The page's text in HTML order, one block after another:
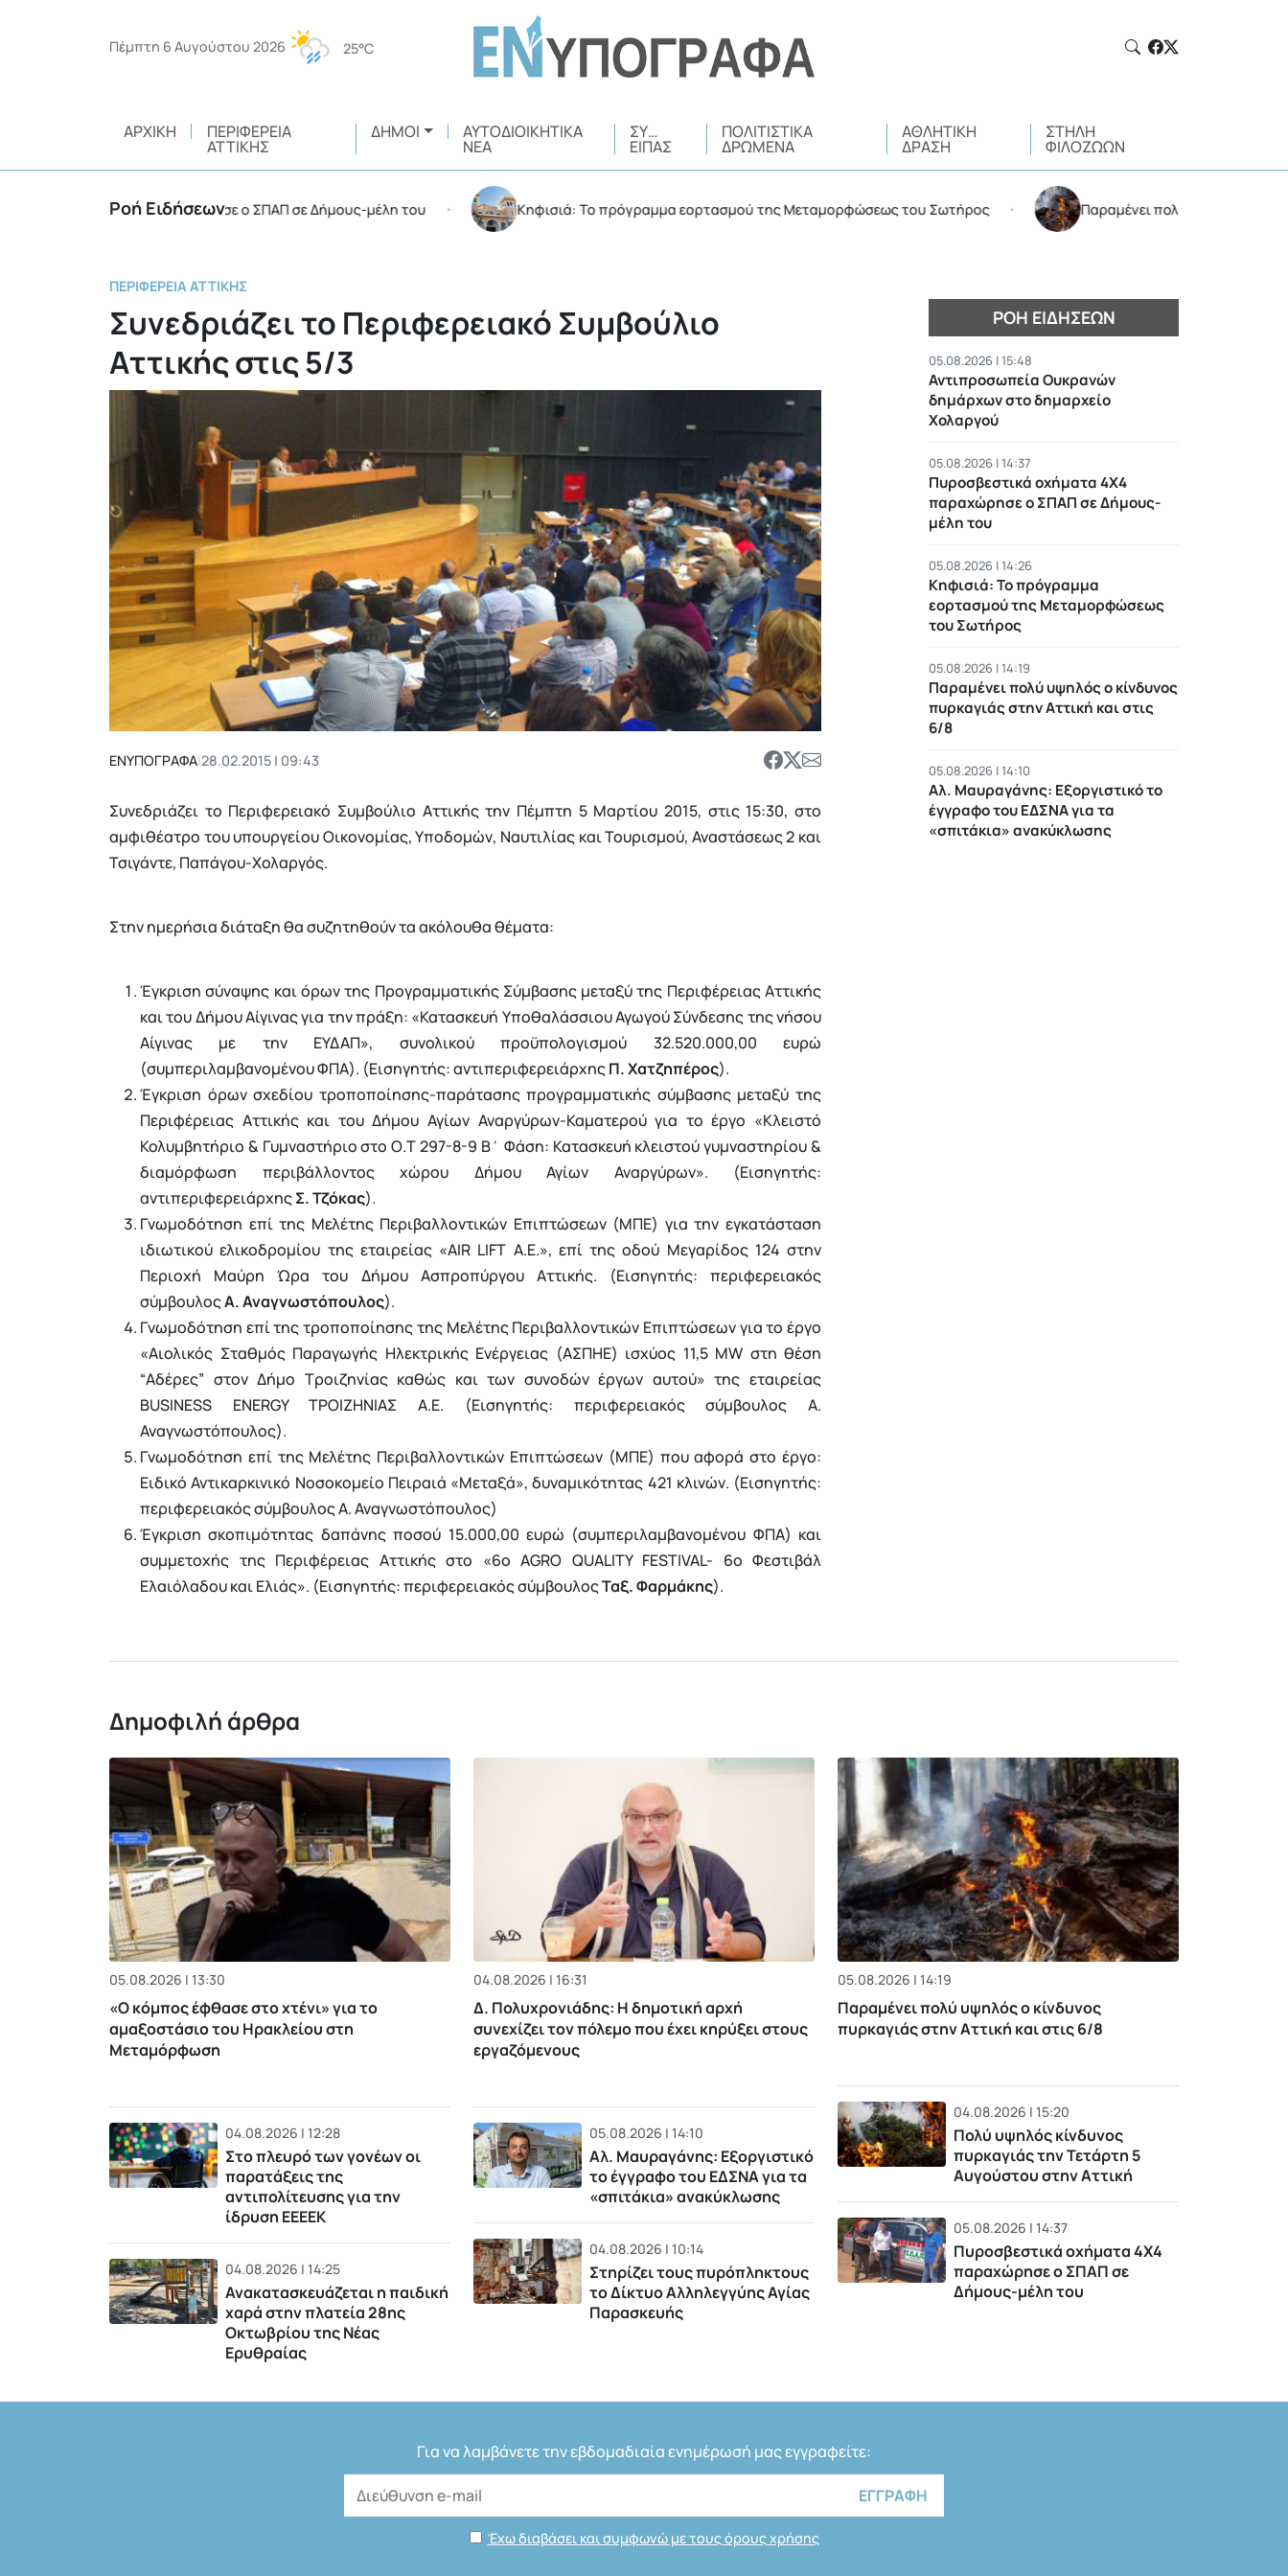
Πέμπτη 6 Αυγούστου 2026 25°C
ΑΡΧΙΚΉ ΠΕΡΙΦΈΡΕΙΑ
ΑΤΤΙΚΉΣ
ΔΉΜΟΙ ΑΥΤΟΔΙΟΙΚΗΤΙΚΆ
ΝΈΑ
ΣΥ…
ΕΊΠΑΣ
ΠΟΛΙΤΙΣΤΙΚΆ
ΔΡΏΜΕΝΑ
ΑΘΛΗΤΙΚΉ
ΔΡΆΣΗ
ΣΤΉΛΗ
ΦΙΛΌΖΩΩΝ
Ροή Ειδήσεων
οχήματα 4Χ4 παραχώρησε ο ΣΠΑΠ σε Δήμους-μέλη του • Κηφισιά: Το πρόγραμμα εορτασμού της Μεταμορφώσεως του Σωτήρος • Παραμένει πολύ υψηλός ο κίνδυνος
ΠΕΡΙΦΈΡΕΙΑ ΑΤΤΙΚΉΣ
Συνεδριάζει το Περιφερειακό Συμβούλιο
Αττικής στις 5/3
ΕΝΥΠΟΓΡΑΦΑ|28.02.2015 | 09:43
Συνεδριάζει το Περιφερειακό Συμβούλιο Αττικής την Πέμπτη 5 Μαρτίου 2015, στις 15:30, στο
αμφιθέατρο του υπουργείου Οικονομίας, Υποδομών, Ναυτιλίας και Τουρισμού, Αναστάσεως 2 και
Τσιγάντε, Παπάγου-Χολαργός.
Στην ημερήσια διάταξη θα συζητηθούν τα ακόλουθα θέματα:
Έγκριση σύναψης και όρων της Προγραμματικής Σύμβασης μεταξύ της Περιφέρειας Αττικής
και του Δήμου Αίγινας για την πράξη: «Κατασκευή Υποθαλάσσιου Αγωγού Σύνδεσης της νήσου
Αίγινας με την ΕΥΔΑΠ», συνολικού προϋπολογισμού 32.520.000,00 ευρώ
(συμπεριλαμβανομένου ΦΠΑ). (Εισηγητής: αντιπεριφερειάρχηςΠ. Χατζηπέρος).
Έγκριση όρων σχεδίου τροποποίησης-παράτασης προγραμματικής σύμβασης μεταξύ της
Περιφέρειας Αττικής και του Δήμου Αγίων Αναργύρων-Καματερού για το έργο «Κλειστό
Κολυμβητήριο & Γυμναστήριο στο Ο.Τ 297-8-9 Β΄ Φάση: Κατασκευή κλειστού γυμναστηρίου &
διαμόρφωση περιβάλλοντος χώρου Δήμου Αγίων Αναργύρων». (Εισηγητής:
αντιπεριφερειάρχηςΣ. Τζόκας).
Γνωμοδότηση επί της Μελέτης Περιβαλλοντικών Επιπτώσεων (ΜΠΕ) για την εγκατάσταση
ιδιωτικού ελικοδρομίου της εταιρείας «AIR LIFT Α.Ε.», επί της οδού Μεγαρίδος 124 στην
Περιοχή Μαύρη Ώρα του Δήμου Ασπροπύργου Αττικής. (Εισηγητής: περιφερειακός
σύμβουλοςΑ. Αναγνωστόπουλος).
Γνωμοδότηση επί της τροποποίησης της Μελέτης Περιβαλλοντικών Επιπτώσεων για το έργο
«Αιολικός Σταθμός Παραγωγής Ηλεκτρικής Ενέργειας (ΑΣΠΗΕ) ισχύος 11,5 MW στη θέση
“Αδέρες” στον Δήμο Τροιζηνίας καθώς και των συνοδών έργων αυτού» της εταιρείας
BUSINESS ENERGY ΤΡΟΙΖΗΝΙΑΣ Α.Ε. (Εισηγητής: περιφερειακός σύμβουλος Α.
Αναγνωστόπουλος).
Γνωμοδότηση επί της Μελέτης Περιβαλλοντικών Επιπτώσεων (ΜΠΕ) που αφορά στο έργο:
Ειδικό Αντικαρκινικό Νοσοκομείο Πειραιά «Μεταξά», δυναμικότητας 421 κλινών. (Εισηγητής:
περιφερειακός σύμβουλος Α. Αναγνωστόπουλος)
Έγκριση σκοπιμότητας δαπάνης ποσού 15.000,00 ευρώ (συμπεριλαμβανομένου ΦΠΑ) και
συμμετοχής της Περιφέρειας Αττικής στο «6ο AGRO QUALITY FESTIVAL- 6ο Φεστιβάλ
Ελαιόλαδου και Ελιάς». (Εισηγητής: περιφερειακός σύμβουλοςΤαξ. Φαρμάκης).
ΡΟΉ ΕΙΔΉΣΕΩΝ
05.08.2026 | 15:48
Αντιπροσωπεία Ουκρανών
δημάρχων στο δημαρχείο
Χολαργού
05.08.2026 | 14:37
Πυροσβεστικά οχήματα 4Χ4
παραχώρησε ο ΣΠΑΠ σε Δήμους-
μέλη του
05.08.2026 | 14:26
Κηφισιά: Το πρόγραμμα
εορτασμού της Μεταμορφώσεως
του Σωτήρος
05.08.2026 | 14:19
Παραμένει πολύ υψηλός ο κίνδυνος
πυρκαγιάς στην Αττική και στις
6/8
05.08.2026 | 14:10
Αλ. Μαυραγάνης: Εξοργιστικό το
έγγραφο του ΕΔΣΝΑ για τα
«σπιτάκια» ανακύκλωσης
Δημοφιλή άρθρα
05.08.2026 | 13:30
«Ο κόμπος έφθασε στο χτένι» για το
αμαξοστάσιο του Ηρακλείου στη
Μεταμόρφωση
04.08.2026 | 12:28
Στο πλευρό των γονέων οι
παρατάξεις της
αντιπολίτευσης για την
ίδρυση ΕΕΕΕΚ
04.08.2026 | 14:25
Ανακατασκευάζεται η παιδική
χαρά στην πλατεία 28ης
Οκτωβρίου της Νέας
Ερυθραίας
04.08.2026 | 16:31
Δ. Πολυχρονιάδης: Η δημοτική αρχή
συνεχίζει τον πόλεμο που έχει κηρύξει στους
εργαζόμενους
05.08.2026 | 14:10
Αλ. Μαυραγάνης: Εξοργιστικό
το έγγραφο του ΕΔΣΝΑ για τα
«σπιτάκια» ανακύκλωσης
04.08.2026 | 10:14
Στηρίζει τους πυρόπληκτους
το Δίκτυο Αλληλεγγύης Αγίας
Παρασκευής
05.08.2026 | 14:19
Παραμένει πολύ υψηλός ο κίνδυνος
πυρκαγιάς στην Αττική και στις 6/8
04.08.2026 | 15:20
Πολύ υψηλός κίνδυνος
πυρκαγιάς την Τετάρτη 5
Αυγούστου στην Αττική
05.08.2026 | 14:37
Πυροσβεστικά οχήματα 4Χ4
παραχώρησε ο ΣΠΑΠ σε
Δήμους-μέλη του
Για να λαμβάνετε την εβδομαδιαία ενημέρωσή μας εγγραφείτε:
Έχω διαβάσει και συμφωνώ με τους όρους χρήσης